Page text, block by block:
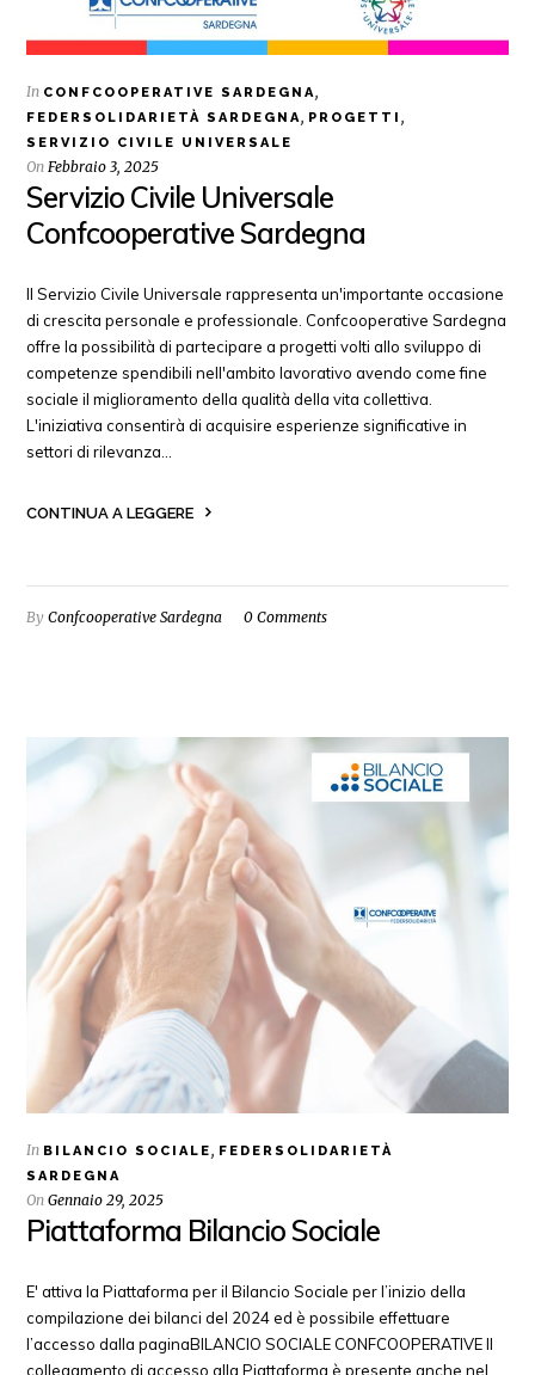
In CONFCOOPERATIVE SARDEGNA,
FEDERSOLIDARIETÀ SARDEGNA, PROGETTI,
SERVIZIO CIVILE UNIVERSALE
On Febbraio 3, 2025
Servizio Civile Universale
Confcooperative Sardegna
Il Servizio Civile Universale rappresenta un'importante occasione
di crescita personale e professionale. Confcooperative Sardegna
offre la possibilità di partecipare a progetti volti allo sviluppo di
competenze spendibili nell'ambito lavorativo avendo come fine
sociale il miglioramento della qualità della vita collettiva.
L'iniziativa consentirà di acquisire esperienze significative in
settori di rilevanza…
CONTINUA A LEGGERE
ByConfcooperative Sardegna 0 Comments
In BILANCIO SOCIALE, FEDERSOLIDARIETÀ
SARDEGNA
OnGennaio 29, 2025
Piattaforma Bilancio Sociale
E' attiva la Piattaforma per il Bilancio Sociale per l’inizio della
compilazione dei bilanci del 2024 ed è possibile effettuare
l’accesso dalla paginaBILANCIO SOCIALE CONFCOOPERATIVE Il
collegamento di accesso alla Piattaforma è presente anche nel